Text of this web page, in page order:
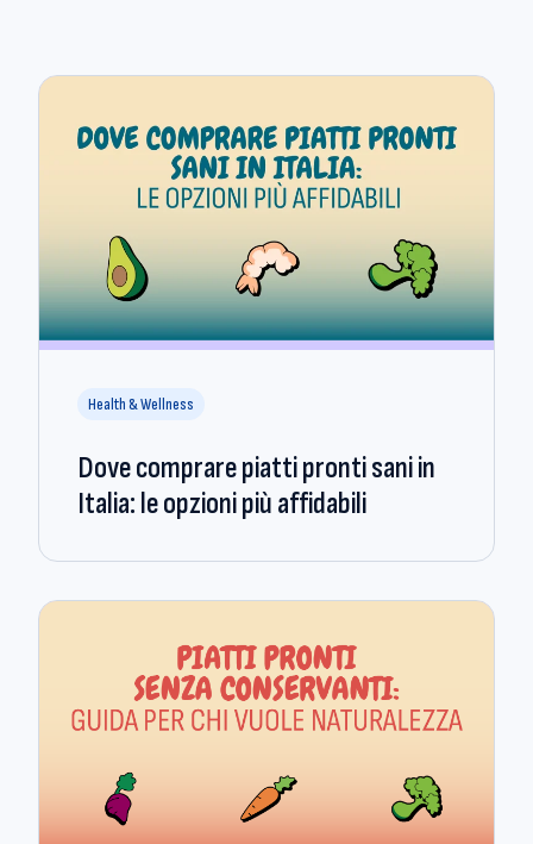
Health & Wellness
Dove comprare piatti pronti sani in
Italia: le opzioni più affidabili